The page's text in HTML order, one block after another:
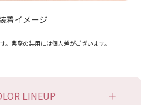
着イメージ
実際の装用には個人差がございます。
LINEUP